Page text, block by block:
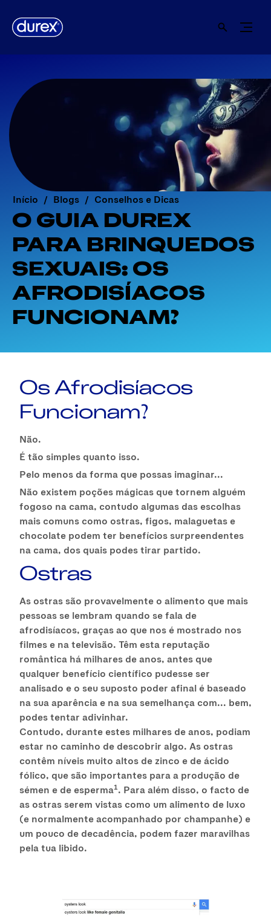
Início Blogs Conselhos e Dicas
O GUIA DUREX
PARA BRINQUEDOS
SEXUAIS: OS
AFRODISÍACOS
FUNCIONAM?
Os Afrodisíacos
Funcionam?
Não.
É tão simples quanto isso.
Pelo menos da forma que possas imaginar...
Não existem poções mágicas que tornem alguém
fogoso na cama, contudo algumas das escolhas
mais comuns como ostras, figos, malaguetas e
chocolate podem ter benefícios surpreendentes
na cama, dos quais podes tirar partido.
Ostras
As ostras são provavelmente o alimento que mais
pessoas se lembram quando se fala de
afrodisíacos, graças ao que nos é mostrado nos
filmes e na televisão. Têm esta reputação
romântica há milhares de anos, antes que
qualquer benefício científico pudesse ser
analisado e o seu suposto poder afinal é baseado
na sua aparência e na sua semelhança com... bem,
podes tentar adivinhar.
Contudo, durante estes milhares de anos, podiam
estar no caminho de descobrir algo. As ostras
contêm níveis muito altos de zinco e de ácido
fólico, que são importantes para a produção de
sémen e de esperma1 . Para além disso, o facto de
as ostras serem vistas como um alimento de luxo
(e normalmente acompanhado por champanhe) e
um pouco de decadência, podem fazer maravilhas
pela tua libido.